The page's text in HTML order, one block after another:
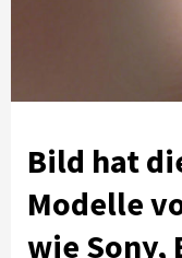
Bild hat
Modelle
wie Sony,